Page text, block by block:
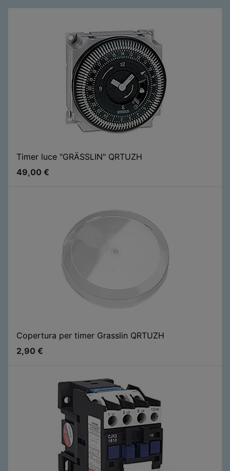
Timer luce "GRÄSSLIN" QRTUZH
49,00 €
Copertura per timer Grasslin QRTUZH
2,90 €